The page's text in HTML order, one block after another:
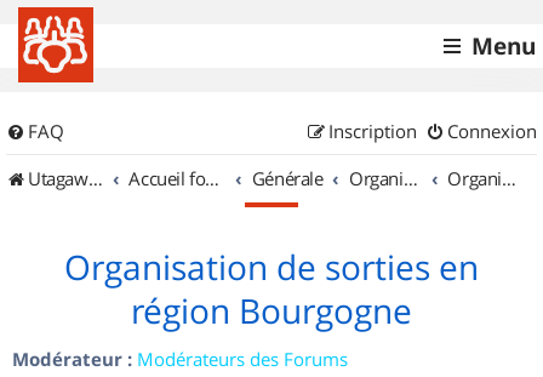
Menu
FAQ Connexion
Inscription
UtagawaVTT (Randos VTT et VTTAE avec traces GPS)
Accueil forum Générale Organisation de sorties & Recherche de partenaires Organisation de sorties en région Bourgogne
Organisation de sorties en
région Bourgogne
Modérateur : Modérateurs des Forums